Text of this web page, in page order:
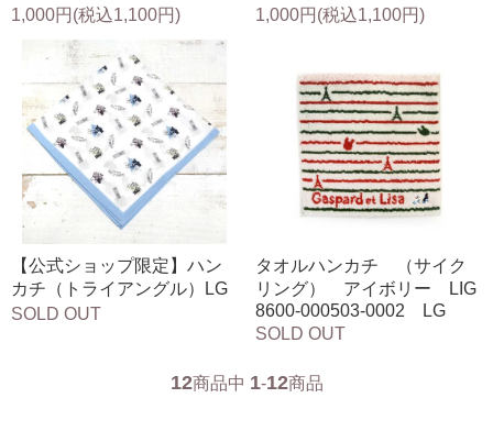
1,000円(税込1,100円)
1,000円(税込1,100円)
【公式ショップ限定】ハン
カチ（トライアングル）LG
SOLD OUT
タオルハンカチ （サイク
リング） アイボリー LIG
8600-000503-0002 LG
SOLD OUT
12商品中 1-12商品